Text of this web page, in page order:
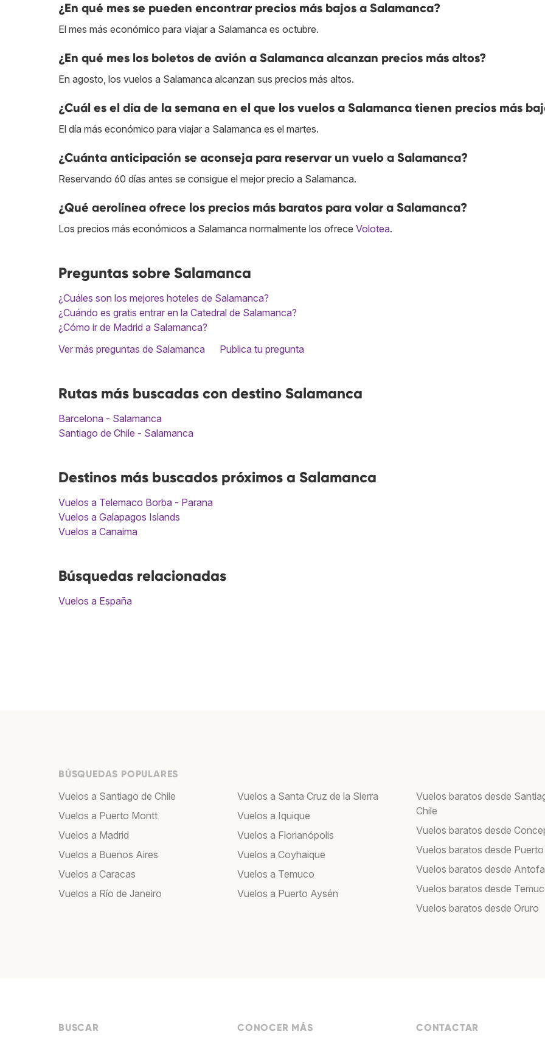
¿En qué mes se pueden encontrar precios más bajos a Salamanca?
El mes más económico para viajar a Salamanca es octubre.
¿En qué mes los boletos de avión a Salamanca alcanzan precios más altos?
En agosto, los vuelos a Salamanca alcanzan sus precios más altos.
¿Cuál es el día de la semana en el que los vuelos a Salamanca tienen precios más
El día más económico para viajar a Salamanca es el martes.
¿Cuánta anticipación se aconseja para reservar un vuelo a Salamanca?
Reservando 60 días antes se consigue el mejor precio a Salamanca.
¿Qué aerolínea ofrece los precios más baratos para volar a Salamanca?
Los precios más económicos a Salamanca normalmente los ofrece Volotea.
Preguntas sobre Salamanca
¿Cuáles son los mejores hoteles de Salamanca?
¿Cuándo es gratis entrar en la Catedral de Salamanca?
¿Cómo ir de Madrid a Salamanca?
Ver más preguntas de Salamanca
Publica tu pregunta
Rutas más buscadas con destino Salamanca
Barcelona - Salamanca
Santiago de Chile - Salamanca
Destinos más buscados próximos a Salamanca
Vuelos a Telemaco Borba - Parana
Vuelos a Galapagos Islands
Vuelos a Canaima
Búsquedas relacionadas
Vuelos a España
BÚSQUEDAS POPULARES
Vuelos a Santiago de Chile
Vuelos a Puerto Montt
Vuelos a Madrid
Vuelos a Buenos Aires
Vuelos a Caracas
Vuelos a Río de Janeiro
Vuelos a Santa Cruz de la Sierra
Vuelos a Iquique
Vuelos a Florianópolis
Vuelos a Coyhaique
Vuelos a Temuco
Vuelos a Puerto Aysén
Vuelos baratos desde
Chile
Vuelos baratos desde
Vuelos baratos desde
Vuelos baratos desde
Vuelos baratos desde
Vuelos baratos desde Oruro
BUSCAR CONOCER MÁS CONTACTAR